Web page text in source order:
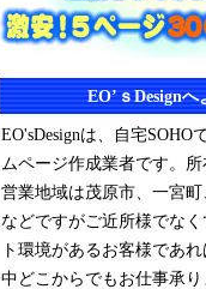
EO’ｓDesign
EO'sDesignは、自宅SOHO
ムページ作成業者です。
営業地域は茂原市、一宮
などですがご近所様でな
ト環境があるお客様であ
中どこからでもお仕事承